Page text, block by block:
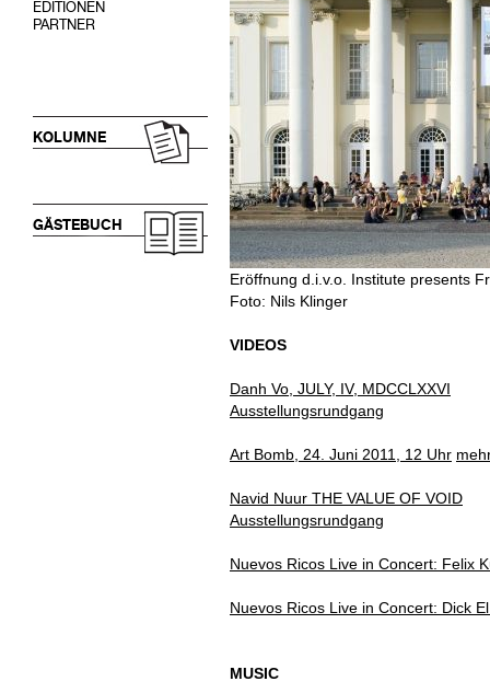
EDITIONEN
PARTNER
KOLUMNE
GÄSTEBUCH
Eröffnung d.i.v.o. Institute presents
Foto: Nils Klinger
VIDEOS
Danh Vo, JULY, IV, MDCCLXXVI
Ausstellungsrundgang
Art Bomb, 24. Juni 2011, 12 Uhr
Navid Nuur THE VALUE OF VOID
Ausstellungsrundgang
Nuevos Ricos Live in Concert: Felix
Nuevos Ricos Live in Concert: Dick
MUSIC